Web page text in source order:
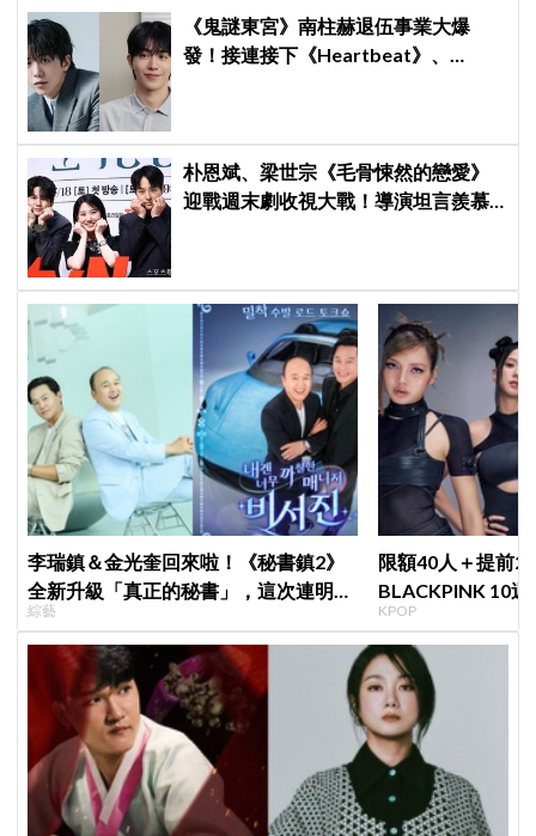
《鬼謎東宮》南柱赫退伍事業大爆
發！接連接下《Heartbeat》、
朴恩斌、梁世宗《毛骨悚然的戀愛》
迎戰週末劇收視大戰！導演坦言羨慕
李瑞鎮＆金光奎回來啦！《秘書鎮2》
全新升級「真正的秘書」，這次連明星
私生活都包辦！8月28日首播
綜藝
限額40人＋提前2
BLACKPINK 10
衍」，YG急證實
KPOP